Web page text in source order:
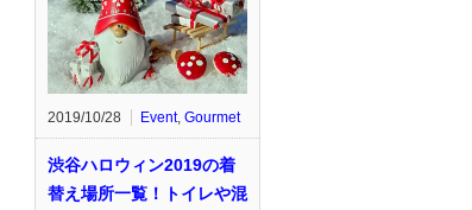
2019/10/28 Event, Gourmet
渋谷ハロウィン2019の着
替え場所一覧！トイレや混